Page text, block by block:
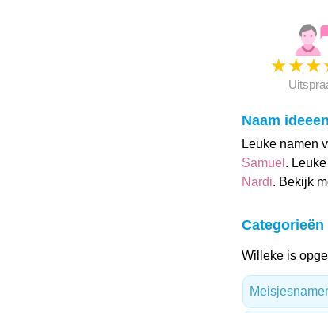
★★★
Naam ideeen
Leuke namen
Samuel .
Nardi. Bekijk
Categorieën
Willeke is